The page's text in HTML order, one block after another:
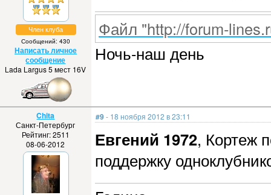
Член клуба
Сообщений: 430
Написать личное
сообщение
Lada Largus 5 мест 16V
Файл "http://forum-
Ночь-наш день
Chita
Санкт-Петербург
Рейтинг: 2511
08-06-2012
#9- 18 ноября 2012 в 23:11
Евгений 1972, Кортеж
поддержку